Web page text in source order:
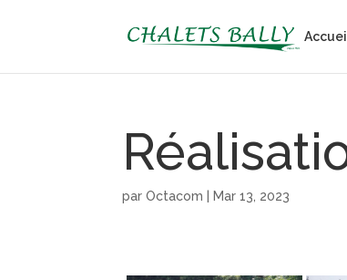
parOctacom Mar 13, 2023